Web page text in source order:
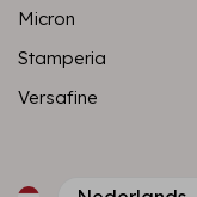
Micron
Stamperia
Versafine